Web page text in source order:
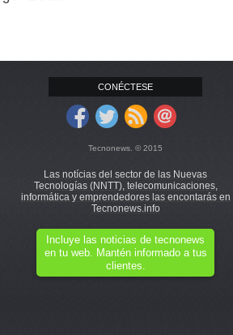
CONÉCTESE
Tecnonews. © 2015
Las notícias del sector de las Nuevas
Tecnologías (NNTT), telecomunicaciones,
informática y emprendedores las encontarás en
Tecnonews.info
Incluye las noticias de tecnonews
en tu web. Mantén informado a tus
clientes.